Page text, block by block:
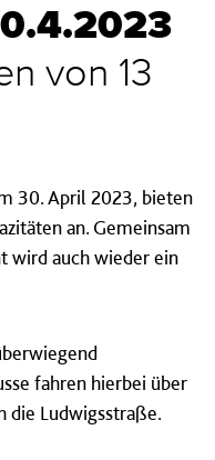
von 13
30. April 2023, bieten
an. Gemeinsam
wird auch wieder ein
fahren hierbei über
die Ludwigsstraße.